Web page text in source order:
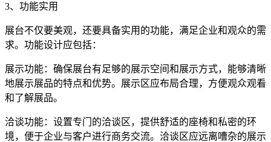
3、功能实用
展台不仅要美观，还要具备实用的功能，满足企业和观众的需
求。功能设计应包括：
展示功能：确保展台有足够的展示空间和展示方式，能够清晰
地展示展品的特点和优势。展示区应布局合理，方便观众观看
和了解展品。
洽谈功能：设置专门的洽谈区，提供舒适的座椅和私密的环
境，便于企业与客户进行商务交流。洽谈区应远离嘈杂的展示